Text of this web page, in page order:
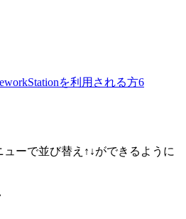
を利用される方6
ーで並び替え↑↓ができるように